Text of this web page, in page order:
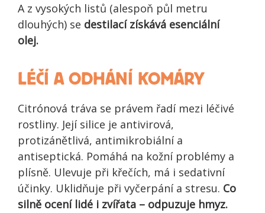
A z vysokých listů (alespoň půl metru
dlouhých) se destilací získává esenciální
olej.
LÉČÍ A ODHÁNÍ KOMÁRY
Citrónová tráva se právem řadí mezi léčivé
rostliny. Její silice je antivirová,
protizánětlivá, antimikrobiální a
antiseptická. Pomáhá na kožní problémy a
plísně. Ulevuje při křečích, má i sedativní
účinky. Uklidňuje při vyčerpání a stresu. Co
silně ocení lidé i zvířata – odpuzuje hmyz.